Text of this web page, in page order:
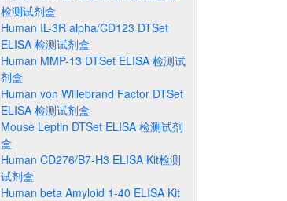
检测试剂盒
Human IL-3R alpha/CD123 DTSet
ELISA 检测试剂盒
Human MMP-13 DTSet ELISA 检测试
剂盒
Human von Willebrand Factor DTSet
ELISA 检测试剂盒
Mouse Leptin DTSet ELISA 检测试剂
盒
Human CD276/B7-H3 ELISA Kit检测
试剂盒
Human beta Amyloid 1-40 ELISA Kit